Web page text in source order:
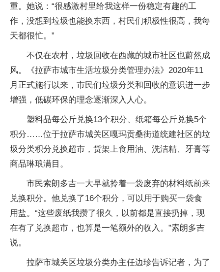
重。她说：“很感激村里给我这样一份稳定有趣的工
作，没想到垃圾也能换东西，村民们积极性很高，我每
天都很忙。”
不仅在农村，垃圾回收在西藏的城市社区也蔚然成
风。《拉萨市城市生活垃圾分类管理办法》2020年11
月正式施行以来，市民们垃圾分类和回收的意识进一步
增强，低碳环保的理念逐渐深入人心。
塑料品每公斤兑换13个积分、纸箱每公斤兑换5个
积分……位于拉萨市城关区嘎玛贡桑街道统建社区的垃
圾分类积分兑换超市，货架上食用油、洗洁精、牙膏等
商品琳琅满目。
市民索朗多吉一大早就拎着一袋废弃的材料纸前来
兑换积分。他兑换了16个积分，可以用于购买一袋食
用盐。“这些废纸我攒了很久，以前都是直接扔掉，现
在有了兑换超市，也算是一笔额外的收入。”索朗多吉
说。
拉萨市城关区垃圾分类办主任边珍告诉记者，为了